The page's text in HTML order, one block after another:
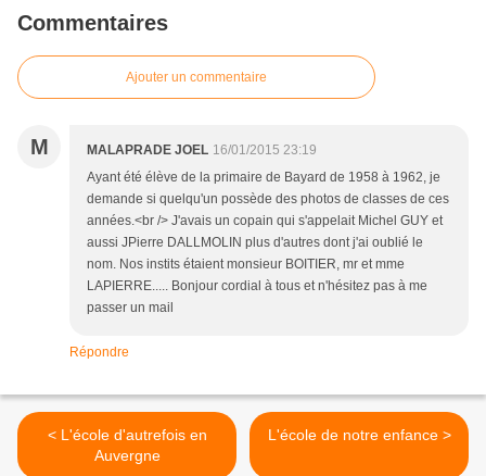
Commentaires
Ajouter un commentaire
M MALAPRADE JOEL 16/01/2015 23:19
Ayant été élève de la primaire de Bayard de 1958 à 1962, je
demande si quelqu'un possède des photos de classes de ces
années.<br /> J'avais un copain qui s'appelait Michel GUY et
aussi JPierre DALLMOLIN plus d'autres dont j'ai oublié le
nom. Nos instits étaient monsieur BOITIER, mr et mme
LAPIERRE..... Bonjour cordial à tous et n'hésitez pas à me
passer un mail
Répondre
< L'école d'autrefois en
Auvergne
L'école de notre enfance >